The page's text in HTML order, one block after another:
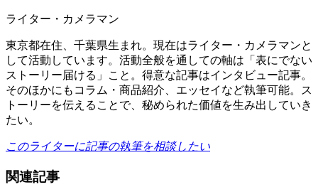
ライター・カメラマン
東京都在住、千葉県生まれ。現在はライター・カメラマンと
して活動しています。活動全般を通しての軸は「表にでない
ストーリー届ける」こと。得意な記事はインタビュー記事。
そのほかにもコラム・商品紹介、エッセイなど執筆可能。ス
トーリーを伝えることで、秘められた価値を生み出していき
たい。
このライターに記事の執筆を相談したい
関連記事